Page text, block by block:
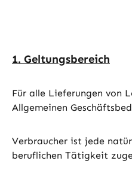
1. Geltungsbereich
Für alle Lieferungen von
Allgemeinen
Verbraucher ist jede
beruflichen Tätigkeit